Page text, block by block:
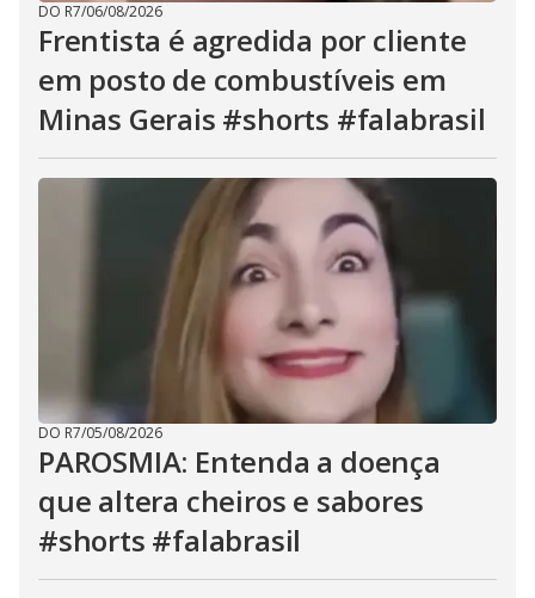
DO R7/06/08/2026
Frentista é agredida por cliente
em posto de combustíveis em
Minas Gerais #shorts #falabrasil
DO R7/05/08/2026
PAROSMIA: Entenda a doença
que altera cheiros e sabores
#shorts #falabrasil